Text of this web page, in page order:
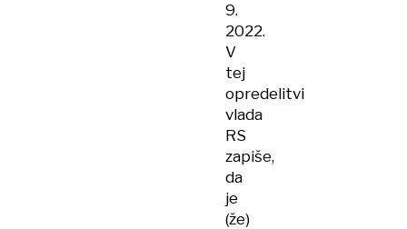
9.
2022.
V
tej
opredelitvi
vlada
RS
zapiše,
da
je
(že)